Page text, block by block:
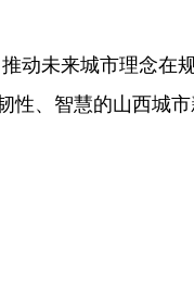
未来城市理念在
性、智慧的山西城